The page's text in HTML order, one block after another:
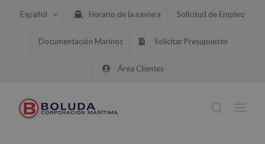
Español Horario de la naviera Solicitud de Empleo
Documentación Marinos Solicitar Presupuesto
Área Clientes